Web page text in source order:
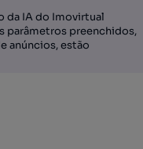
da IA do Imovirtual
parâmetros preenchidos,
anúncios, estão